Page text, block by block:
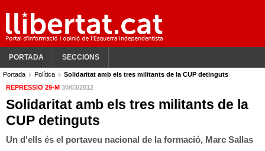
PORTADA SECCIONS
Portada Política
Solidaritat amb els tres militants de la CUP detinguts
REPRESSIÓ 29-M 30/03/2012
Solidaritat amb els tres militants de la
CUP detinguts
Un d'ells és el portaveu nacional de la formació, Marc Sallas